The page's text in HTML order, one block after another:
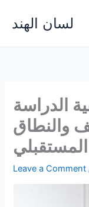
content
لسان الهند
الدراسة
والنطاق
المستقبلي
Leave a Comment